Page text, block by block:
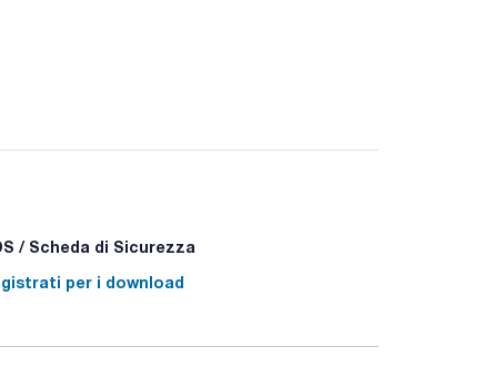
espulsore del puntale per ridurre il rischio di
/ Scheda di Sicurezza
per i download